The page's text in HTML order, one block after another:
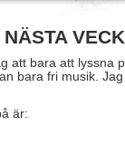
att bara att lyssna
bara fri musik.
är: